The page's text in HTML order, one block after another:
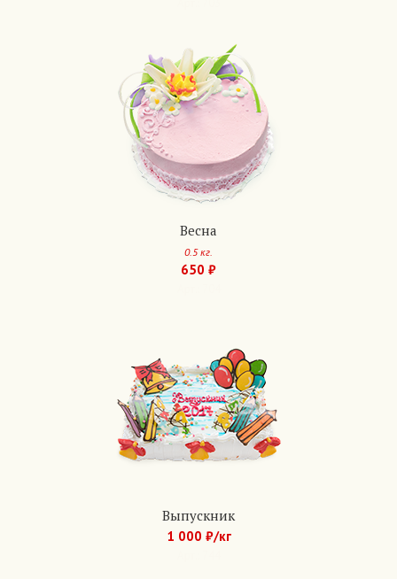
Весна
0.5 кг.
650 ₽
Выпускник
1 000 ₽/кг